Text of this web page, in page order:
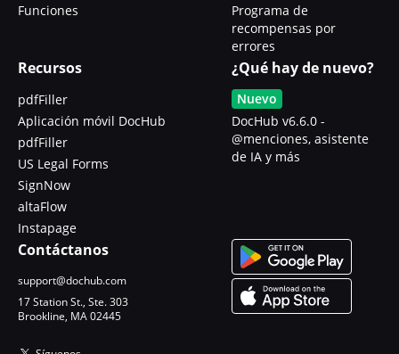
Funciones
Programa de
recompensas por
errores
Recursos
pdfFiller
Aplicación móvil DocHub
pdfFiller
US Legal Forms
SignNow
altaFlow
Instapage
¿Qué hay de nuevo?
Nuevo
DocHub v6.6.0 -
@menciones, asistente
de IA y más
Contáctanos
support@dochub.com
17 Station St., Ste. 303
Brookline, MA 02445